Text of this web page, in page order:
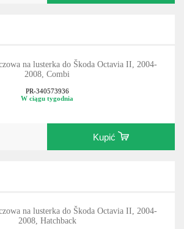
na lusterka do Škoda Octavia II, 2004-
2008, Combi
PR-340573936
W ciągu tygodnia
Kupić
na lusterka do Škoda Octavia II, 2004-
2008, Hatchback